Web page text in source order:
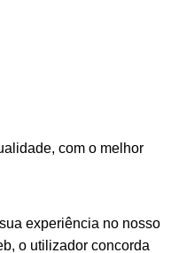
com o melhor
experiência no nosso
o utilizador concorda